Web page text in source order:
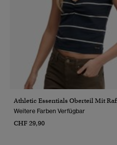
Athletic Essentials Oberteil Mit
Weitere Farben Verfügbar
CHF 29,90